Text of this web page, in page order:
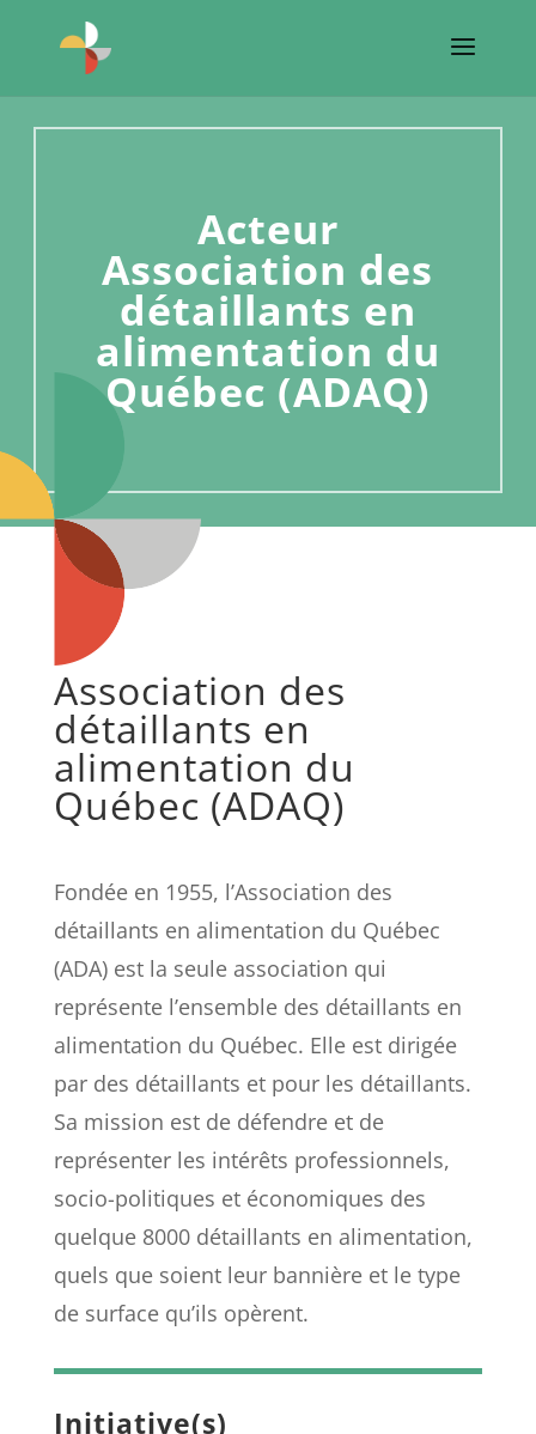
Acteur
Association des
détaillants en
alimentation du
Québec (ADAQ)
Association des
détaillants en
alimentation du
Québec (ADAQ)
Fondée en 1955, l’Association des
détaillants en alimentation du Québec
(ADA) est la seule association qui
représente l’ensemble des détaillants en
alimentation du Québec. Elle est dirigée
par des détaillants et pour les détaillants.
Sa mission est de défendre et de
représenter les intérêts professionnels,
socio-politiques et économiques des
quelque 8000 détaillants en alimentation,
quels que soient leur bannière et le type
de surface qu’ils opèrent.
Initiative(s)